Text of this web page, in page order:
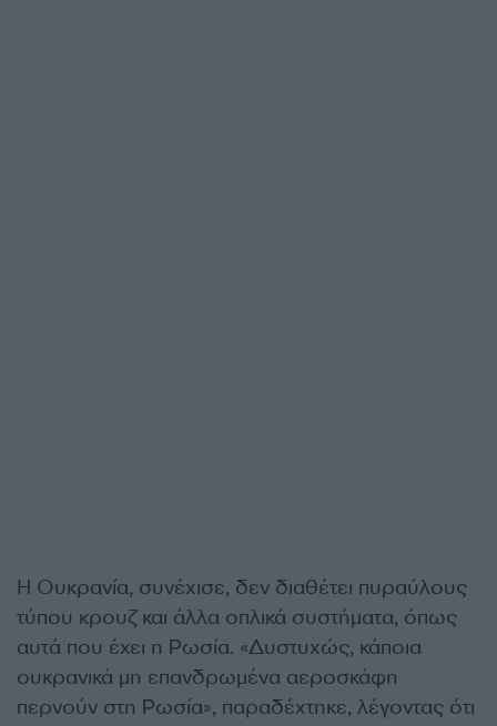
Η Ουκρανία, συνέχισε, δεν διαθέτει πυραύλους
τύπου κρουζ και άλλα οπλικά συστήματα, όπως
αυτά που έχει η Ρωσία. «Δυστυχώς, κάποια
ουκρανικά μη επανδρωμένα αεροσκάφη
περνούν στη Ρωσία», παραδέχτηκε, λέγοντας ότι